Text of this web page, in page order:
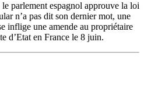
le parlement espagnol approuve la loi
n’a pas dit son dernier mot, une
inflige une amende au propriétaire
d’Etat en France le 8 juin.